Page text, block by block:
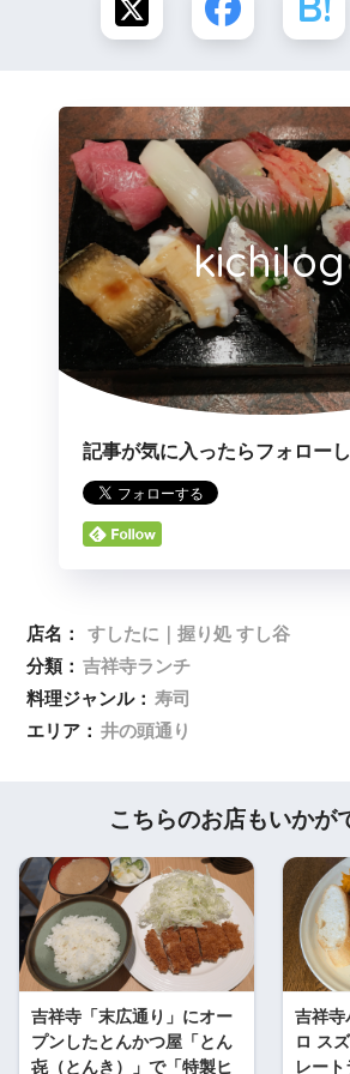
kichilog
記事が気に入ったらフォロー
店名：
すしたに｜握り処 すし谷
分類： 吉祥寺ランチ
料理ジャンル： 寿司
エリア： 井の頭通り
こちらのお店もいかが
吉祥寺「末広通り」にオー
プンしたとんかつ屋「とん
㐂（とんき）」で「特製ヒ
吉祥寺
ロ ス
レー